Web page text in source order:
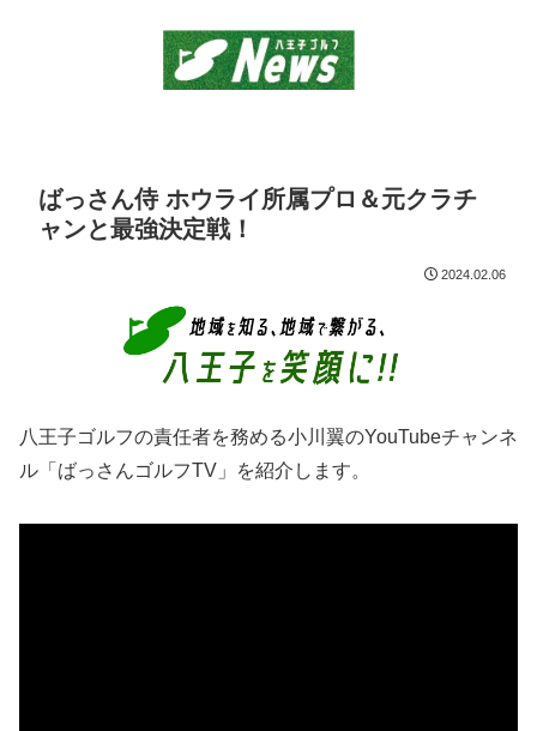
ばっさん侍 ホウライ所属プロ＆元クラチ
ャンと最強決定戦！
2024.02.06
八王子ゴルフの責任者を務める小川翼のYouTubeチャンネ
ル「ばっさんゴルフTV」を紹介します。